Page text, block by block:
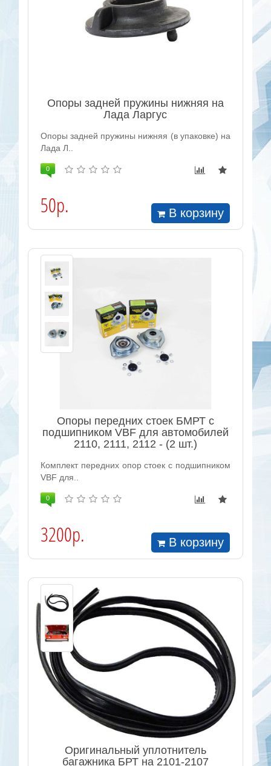
Опоры задней пружины нижняя на
Лада Ларгус
Опоры задней пружины нижняя (в упаковке) на
Лада Л..
0
50р. В корзину
Опоры передних стоек БМРТ с
подшипником VBF для автомобилей
2110, 2111, 2112 - (2 шт.)
Комплект передних опор стоек с подшипником
VBF для..
0
3200р. В корзину
Оригинальный уплотнитель
багажника БРТ на 2101-2107